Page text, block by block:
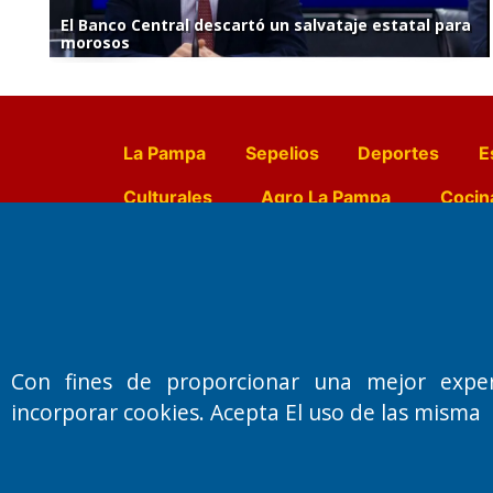
El Banco Central descartó un salvataje estatal para
morosos
La Pampa Sepelios Deportes
Culturales
Agro La Pampa
Doctor Antonio
Primera edición: Domingo 3 de
Miembro de ADIRA,ADEPA y CPPAL
Con fines de proporcionar una mejor
incorporar cookies. Acepta El uso de las misma